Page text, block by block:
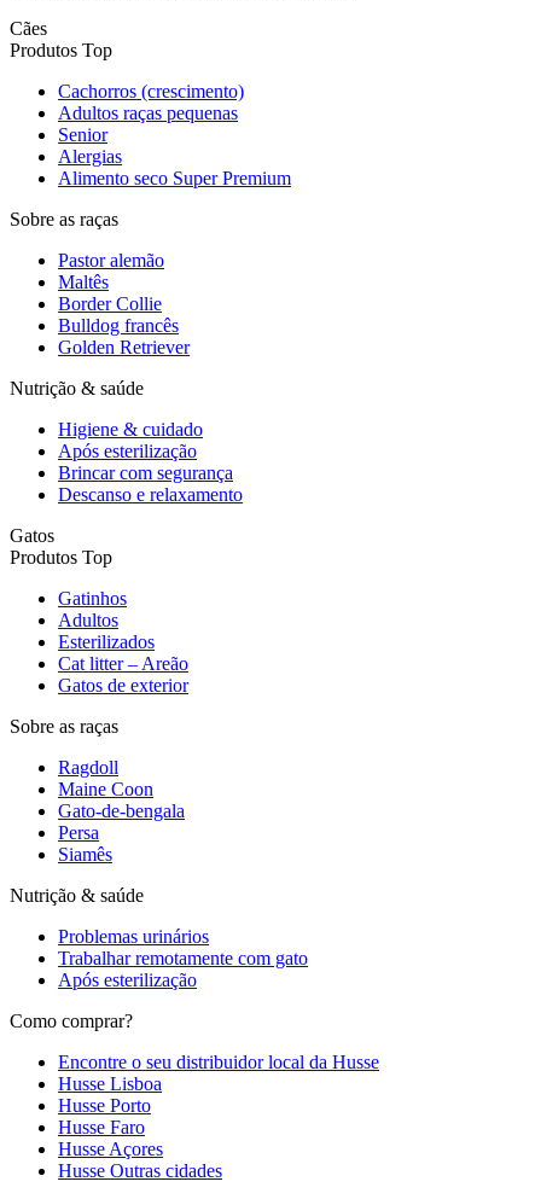
Cães
Produtos Top
Cachorros (crescimento)
Adultos raças pequenas
Senior
Alergias
Alimento seco Super Premium
Sobre as raças
Pastor alemão
Maltês
Border Collie
Bulldog francês
Golden Retriever
Nutrição & saúde
Higiene & cuidado
Após esterilização
Brincar com segurança
Descanso e relaxamento
Gatos
Produtos Top
Gatinhos
Adultos
Esterilizados
Cat litter – Areão
Gatos de exterior
Sobre as raças
Ragdoll
Maine Coon
Gato-de-bengala
Persa
Siamês
Nutrição & saúde
Problemas urinários
Trabalhar remotamente com gato
Após esterilização
Como comprar?
Encontre o seu distribuidor local da Husse
Husse Lisboa
Husse Porto
Husse Faro
Husse Açores
Husse Outras cidades